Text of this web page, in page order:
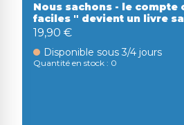
Nous sachons - le
faciles " devient un livre
19,90 €
Disponible sous 3/4 jours
Quantité en stock : 0